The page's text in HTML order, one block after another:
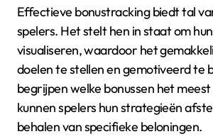
Effectieve bonustracking biedt tal
spelers. Het stelt hen in staat om
visualiseren, waardoor het
doelen te stellen en gemotiveerd te
begrijpen welke bonussen het
kunnen spelers hun strategieën
behalen van specifieke beloningen.